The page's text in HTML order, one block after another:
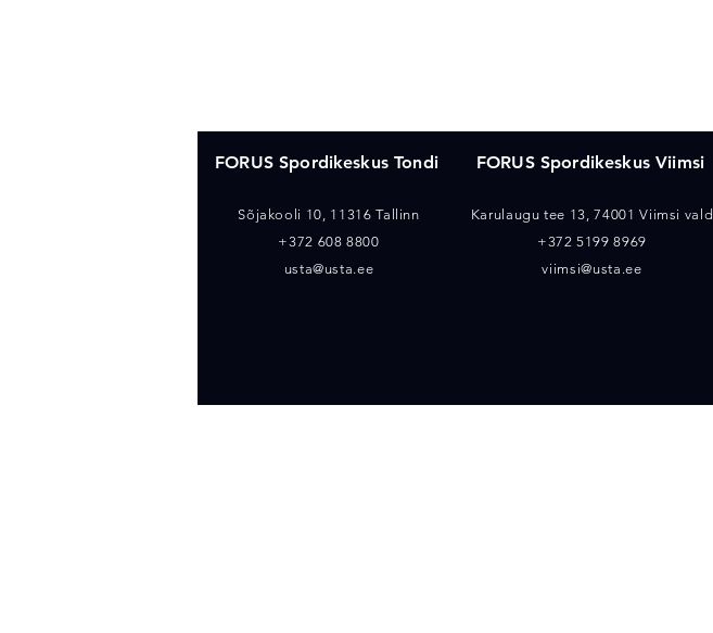
FORUS Spordikeskus Tondi
Sõjakooli 10, 11316 Tallinn
+372 608 8800
usta@usta.ee
FORUS Spordikeskus Viimsi
Karulaugu tee 13, 74001 Viimsi vald
+372 5199 8969
viimsi@usta.ee